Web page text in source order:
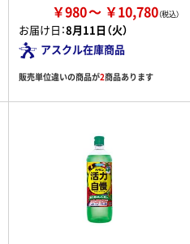
￥980 ￥10,780
お届け日：8月11日（火）
アスクル在庫商品
販売単位違いの商品が2商品あります